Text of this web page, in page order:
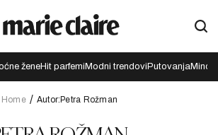
ženeHit parfemi Modni trendovi Putovanja
Home Autor:Petra Rožman